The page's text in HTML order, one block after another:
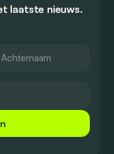
laatste nieuws.